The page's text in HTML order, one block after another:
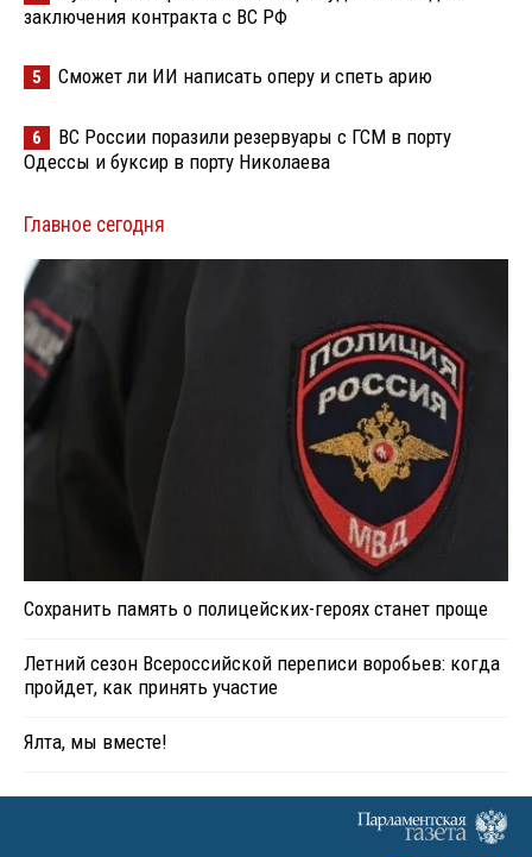
заключения контракта с ВС РФ
5 Сможет ли ИИ написать оперу и спеть арию
6
ВС России поразили резервуары с ГСМ в порту
Одессы и буксир в порту Николаева
Главное сегодня
Сохранить память о полицейских-героях станет проще
Летний сезон Всероссийской переписи воробьев: когда
пройдет, как принять участие
Ялта, мы вместе!